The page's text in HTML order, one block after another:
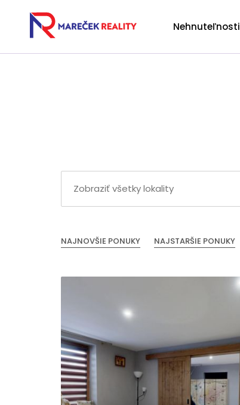
Nehnuteľnosti
NAJNOVŠIE PONUKY NAJSTARŠIE PONUKY